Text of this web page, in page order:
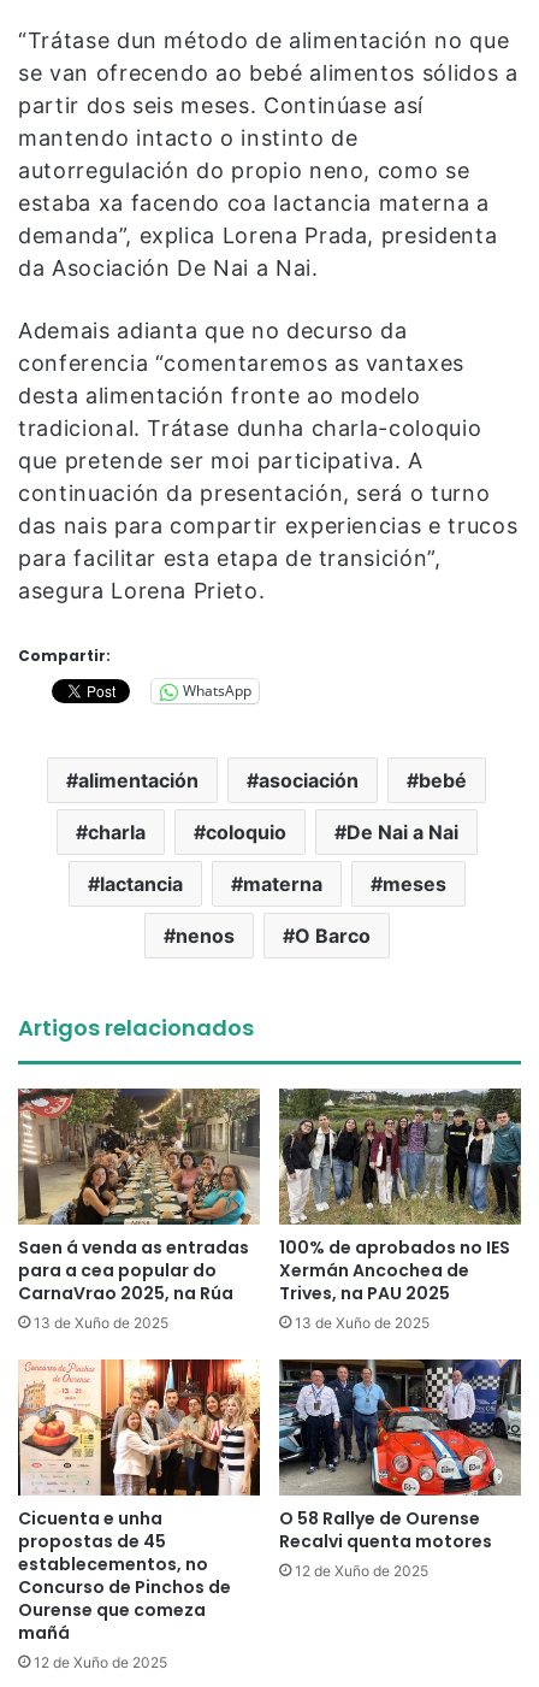
“Trátase dun método de alimentación no que
se van ofrecendo ao bebé alimentos sólidos a
partir dos seis meses. Continúase así
mantendo intacto o instinto de
autorregulación do propio neno, como se
estaba xa facendo coa lactancia materna a
demanda”, explica Lorena Prada, presidenta
da Asociación De Nai a Nai.
Ademais adianta que no decurso da
conferencia “comentaremos as vantaxes
desta alimentación fronte ao modelo
tradicional. Trátase dunha charla-coloquio
que pretende ser moi participativa. A
continuación da presentación, será o turno
das nais para compartir experiencias e trucos
para facilitar esta etapa de transición”,
asegura Lorena Prieto.
Compartir:
WhatsApp
alimentación asociación bebé
charla coloquio De Nai a Nai
lactancia materna meses
nenos O Barco
Artigos relacionados
Saen á venda as entradas
para a cea popular do
CarnaVrao 2025, na Rúa
13 de Xuño de 2025
100% de aprobados no IES
Xermán Ancochea de
Trives, na PAU 2025
13 de Xuño de 2025
Cicuenta e unha
propostas de 45
establecementos, no
Concurso de Pinchos de
Ourense que comeza
mañá
12 de Xuño de 2025
O 58 Rallye de Ourense
Recalvi quenta motores
12 de Xuño de 2025